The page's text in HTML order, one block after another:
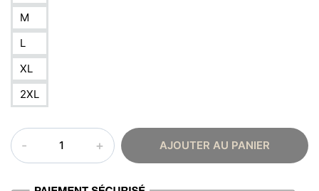
M
L
XL
2XL
quantité
de
à
AJOUTER AU PANIER